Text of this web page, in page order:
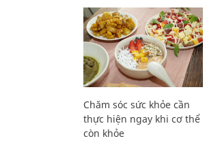
Chăm sóc sức khỏe cần
thực hiện ngay khi cơ thể
còn khỏe